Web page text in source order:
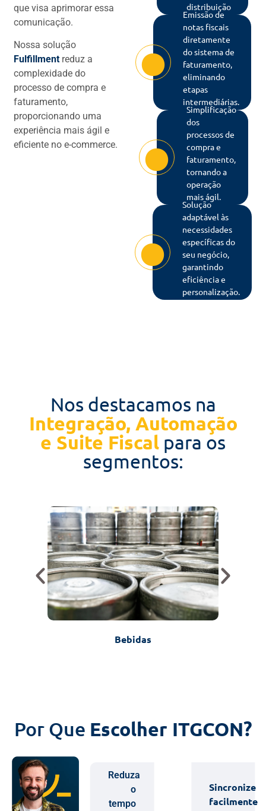
que visa aprimorar essa
comunicação.
Nossa solução
Fulfillment reduz a
complexidade do
processo de compra e
faturamento,
proporcionando uma
experiência mais ágil e
eficiente no e-commerce.
distribuição
Emissão de
notas fiscais
diretamente
do sistema de
faturamento,
eliminando
etapas
intermediárias.
Simplificação
dos
processos de
compra e
faturamento,
tornando a
operação
mais ágil.
Solução
adaptável às
necessidades
específicas do
seu negócio,
garantindo
eficiência e
personalização.
Nos destacamos na
Integração, Automação
e Suite Fiscal para os
segmentos:
Bebidas
Por Que Escolher ITGCON?
Reduza
o
tempo
Sincronize
facilmente